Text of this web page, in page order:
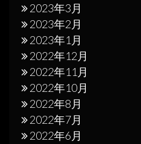
2023年3月
2023年2月
2023年1月
2022年12月
2022年11月
2022年10月
2022年8月
2022年7月
2022年6月